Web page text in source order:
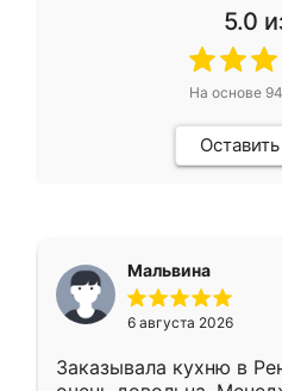
5.0
На основе
Мальвина
6 августа 2026
Заказывала кухню в